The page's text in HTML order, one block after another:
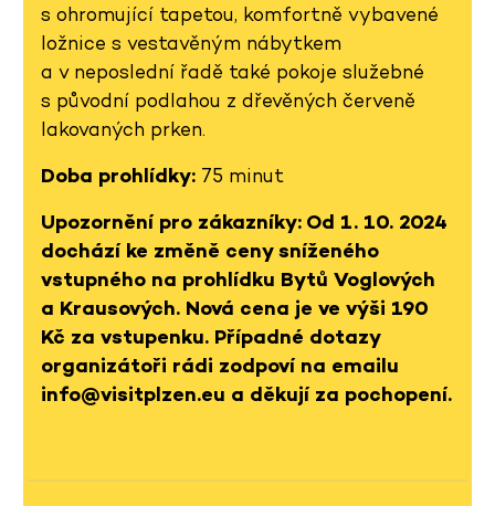
s ohromující tapetou, komfortně vybavené
ložnice s vestavěným nábytkem
a v neposlední řadě také pokoje služebné
s původní podlahou z dřevěných červeně
lakovaných prken.
Doba prohlídky: 75 minut
Upozornění pro zákazníky: Od 1. 10. 2024
dochází ke změně ceny sníženého
vstupného na prohlídku Bytů Voglových
a Krausových. Nová cena je ve výši 190
Kč za vstupenku. Případné dotazy
organizátoři rádi zodpoví na emailu
info@visitplzen.eu a děkují za pochopení.